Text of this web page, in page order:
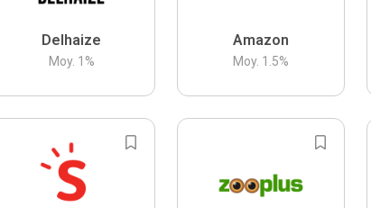
Delhaize
Moy. 1 %
Amazon
Moy. 1.5%